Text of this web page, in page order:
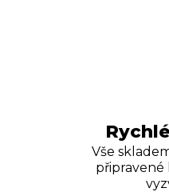
Vše
připravené